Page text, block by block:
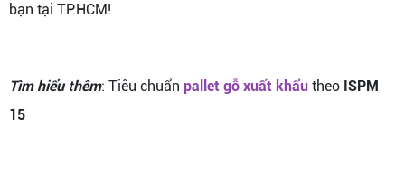
bạn tại TP.HCM!
Tìm hiểu thêm: Tiêu chuẩn pallet gỗ xuất khẩu theo ISPM
15